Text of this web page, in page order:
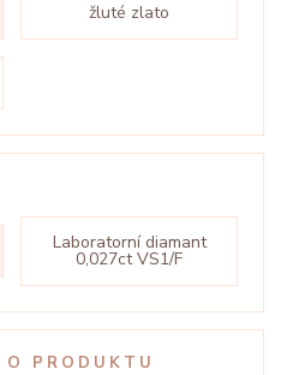
žluté zlato
Laboratorní diamant
0,027ct VS1/F
O PRODUKTU